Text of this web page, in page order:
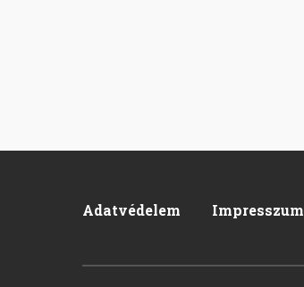
Adatvédelem Impresszum